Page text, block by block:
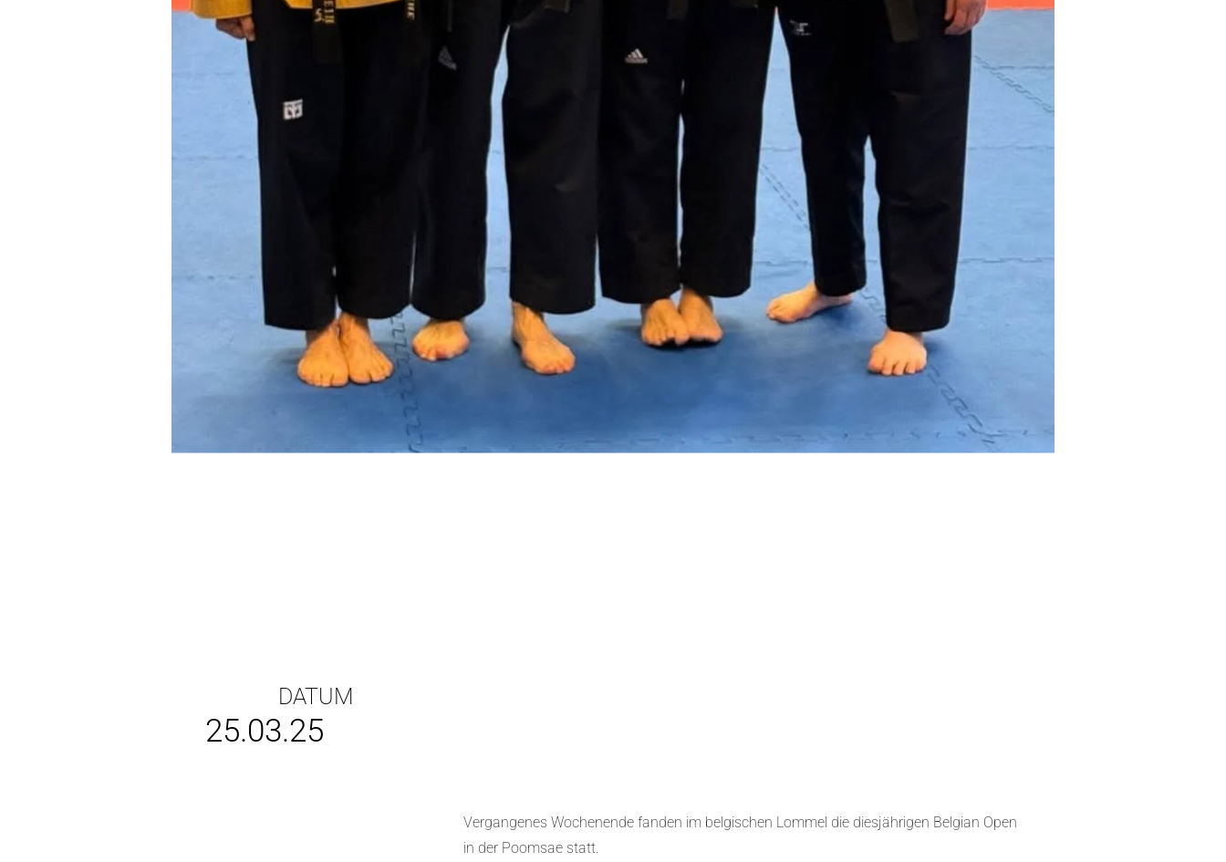
DATUM
25.03.25
Vergangenes Wochenende fanden im belgischen Lommel die diesjährigen Belgian Open
in der Poomsae statt.